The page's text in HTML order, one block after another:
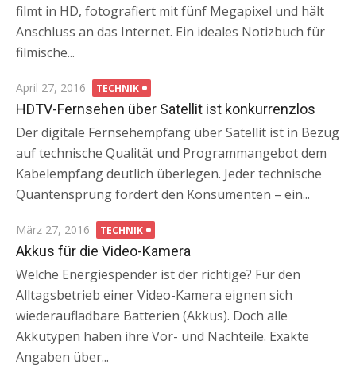
filmt in HD, fotografiert mit fünf Megapixel und hält
Anschluss an das Internet. Ein ideales Notizbuch für
filmische...
Posted
on
April 27, 2016 TECHNIK
HDTV-Fernsehen über Satellit ist konkurrenzlos
Der digitale Fernsehempfang über Satellit ist in Bezug
auf technische Qualität und Programmangebot dem
Kabelempfang deutlich überlegen. Jeder technische
Quantensprung fordert den Konsumenten – ein...
Posted
on
März 27, 2016 TECHNIK
Akkus für die Video-Kamera
Welche Energiespender ist der richtige? Für den
Alltagsbetrieb einer Video-Kamera eignen sich
wiederaufladbare Batterien (Akkus). Doch alle
Akkutypen haben ihre Vor- und Nachteile. Exakte
Angaben über...